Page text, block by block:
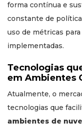
forma contínua e
constante de
uso de métricas para
implementadas.
Tecnologias
em Ambientes
Atualmente, o
tecnologias que
ambientes de